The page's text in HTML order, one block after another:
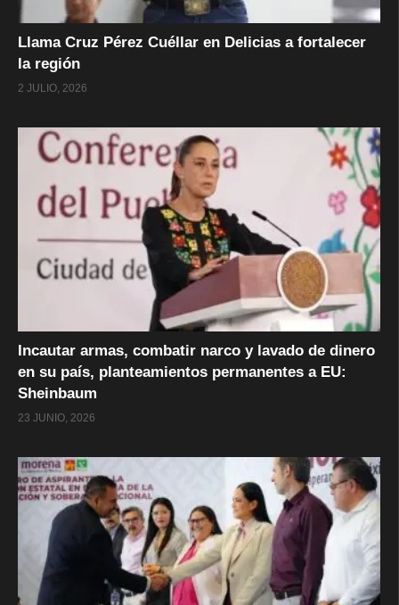
Llama Cruz Pérez Cuéllar en Delicias a fortalecer
la región
2 JULIO, 2026
Incautar armas, combatir narco y lavado de dinero
en su país, planteamientos permanentes a EU:
Sheinbaum
23 JUNIO, 2026